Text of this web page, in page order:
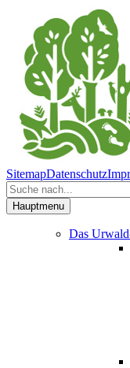
SitemapDatenschutz
Hauptmenu
Das